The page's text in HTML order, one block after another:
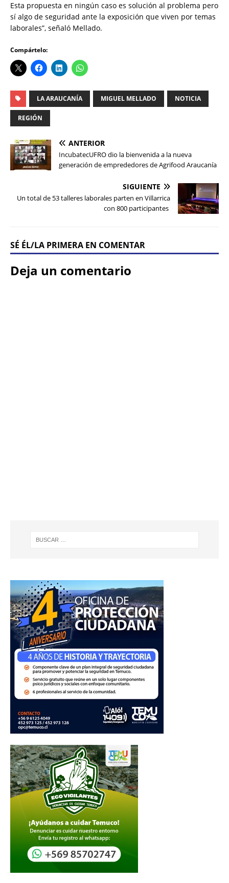
Esta propuesta en ningún caso es solución al problema pero
sí algo de seguridad ante la exposición que viven por temas
laborales”, señaló Mellado.
Compártelo:
LA ARAUCANÍA MIGUEL MELLADO NOTICIA
REGIÓN
ANTERIOR
IncubatecUFRO dio la bienvenida a la nueva
generación de emprededores de Agrifood Araucanía
SIGUIENTE
Un total de 53 talleres laborales parten en Villarrica
con 800 participantes
SÉ ÉL/LA PRIMERA EN COMENTAR
Deja un comentario